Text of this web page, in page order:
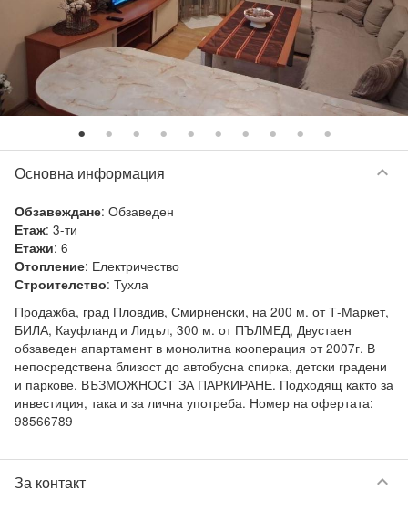
Основна информация keyboard_arrow_down
Обзавеждане: Обзаведен
Етаж: 3-ти
Етажи: 6
Отопление: Електричество
Строителство: Тухла
Продажба, град Пловдив, Смирненски, на 200 м. от Т-Маркет,
БИЛА, Кауфланд и Лидъл, 300 м. от ПЪЛМЕД, Двустаен
обзаведен апартамент в монолитна кооперация от 2007г. В
непосредствена близост до автобусна спирка, детски градени
и паркове. ВЪЗМОЖНОСТ ЗА ПАРКИРАНЕ. Подходящ както за
инвестиция, така и за лична употреба. Номер на офертата:
За контакт keyboard_arrow_down